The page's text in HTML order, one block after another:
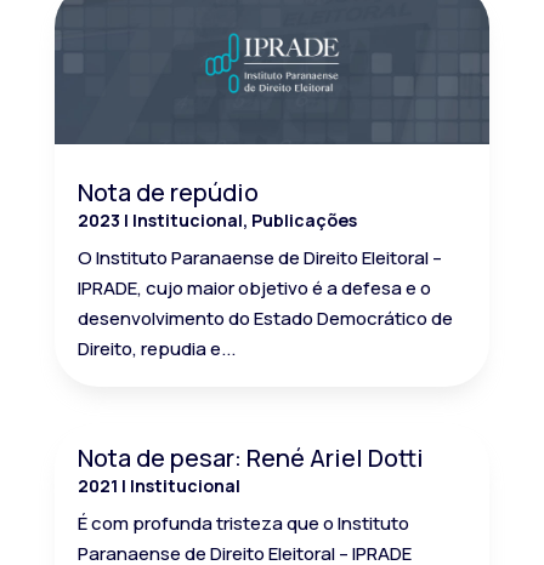
Nota de repúdio
2023 | Institucional, Publicações
O Instituto Paranaense de Direito Eleitoral –
IPRADE, cujo maior objetivo é a defesa e o
desenvolvimento do Estado Democrático de
Direito, repudia e...
Nota de pesar: René Ariel Dotti
2021 | Institucional
É com profunda tristeza que o Instituto
Paranaense de Direito Eleitoral – IPRADE